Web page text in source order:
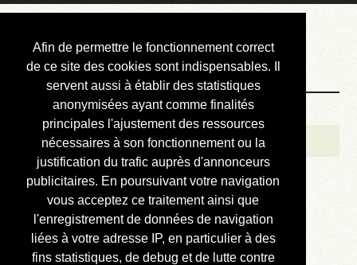
Afin de permettre le fonctionnement correct
de ce site des cookies sont indispensables. Il
servent aussi à établir des statistiques
anonymisées ayant comme finalités
principales l'ajustement des ressources
nécessaires à son fonctionnement ou la
justification du trafic auprès d'annonceurs
publicitaires. En poursuivant votre navigation
vous acceptez ce traitement ainsi que
l'enregistrement de données de navigation
liées à votre adresse IP, en particulier à des
fins statistiques, de debug et de lutte contre
Courbis, « LE »
Blog Officiel
Bienvenue
Réalisations
Divers (et d’été)
Annonces
Liens externes